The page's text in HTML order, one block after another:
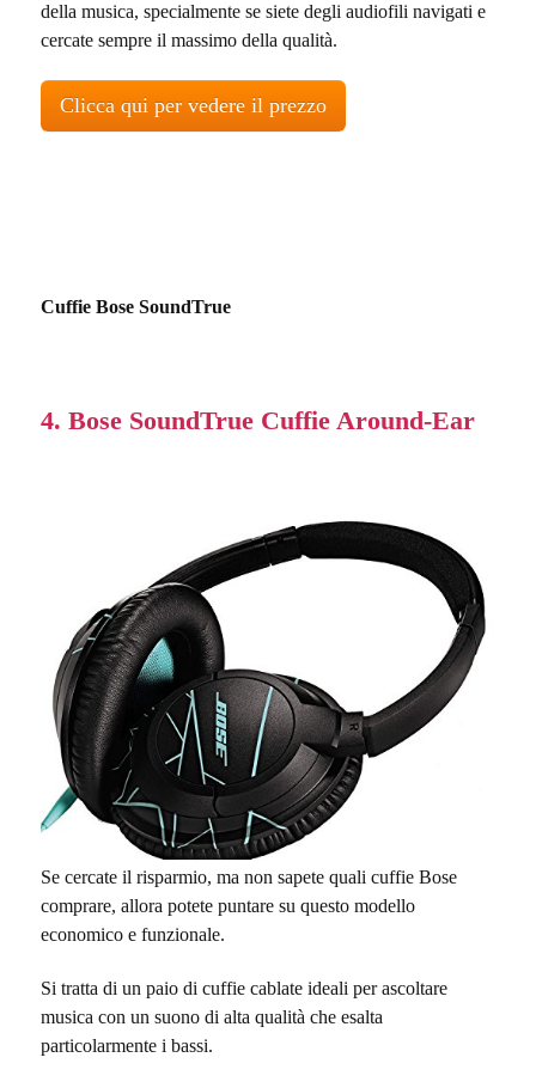
della musica, specialmente se siete degli audiofili navigati e
cercate sempre il massimo della qualità.
Clicca qui per vedere il prezzo
Cuffie Bose SoundTrue
4. Bose SoundTrue Cuffie Around-Ear
Se cercate il risparmio, ma non sapete quali cuffie Bose
comprare, allora potete puntare su questo modello
economico e funzionale.
Si tratta di un paio di cuffie cablate ideali per ascoltare
musica con un suono di alta qualità che esalta
particolarmente i bassi.